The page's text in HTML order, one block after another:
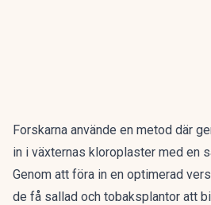
Forskarna använde en metod där
in i växternas kloroplaster med en
Genom att föra in en optimerad
de få sallad och tobaksplantor att